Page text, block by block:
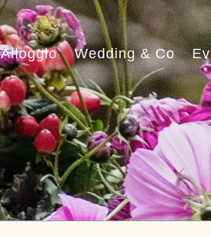
Alloggio Wedding & Co